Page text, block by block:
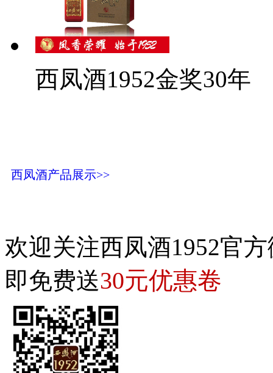
西凤酒1952金奖30年
西凤酒产品展示>>
欢迎关注西凤酒1952官
即免费送30元优惠卷